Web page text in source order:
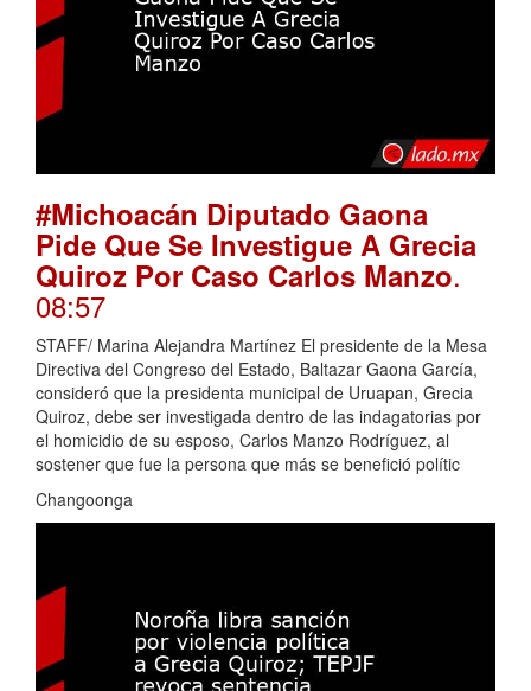
#Michoacán Diputado Gaona
Pide Que Se Investigue A Grecia
Quiroz Por Caso Carlos Manzo.
08:57
STAFF/ Marina Alejandra Martínez El presidente de la Mesa
Directiva del Congreso del Estado, Baltazar Gaona García,
consideró que la presidenta municipal de Uruapan, Grecia
Quiroz, debe ser investigada dentro de las indagatorias por
el homicidio de su esposo, Carlos Manzo Rodríguez, al
sostener que fue la persona que más se benefició polític
Changoonga